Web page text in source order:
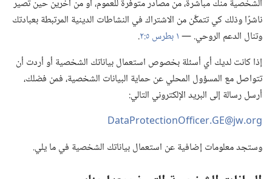
الشخصية منك مباشرة،‏ من مصادر متوفرة للعموم،‏ أو من آخرين حين تصير
ناشرًا وذلك كي تتمكَّن من الاشتراك في النشاطات الدينية المرتبطة بعبادتك
وتنال الدعم الروحي.‏ —‏١ بطرس ٥:‏٢
‏.‏
إذا كانت لديك أي أسئلة بخصوص استعمال بياناتك الشخصية أو أردت أن
تتواصل مع المسؤول المحلي عن حماية البيانات الشخصية،‏ فمن فضلك،‏
أرسل رسالة إلى البريد الإلكتروني التالي:‏
DataProtectionOfficer.‎GE@jw.‎org
وستجد معلومات إضافية عن استعمال بياناتك الشخصية في ما يلي.‏